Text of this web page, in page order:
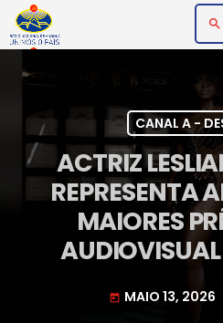
search
CANAL A -
ACTRIZ
REPRESENTA
MAIORES
today MAIO 13, 2026